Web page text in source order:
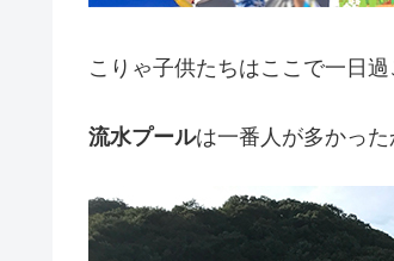
こりゃ子供たちはここで一日過
流水プールは一番人が多かった